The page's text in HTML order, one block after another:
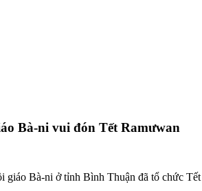
Bà-ni vui đón Tết Ramưwan
giáo Bà-ni ở tỉnh Bình Thuận đã tổ chức